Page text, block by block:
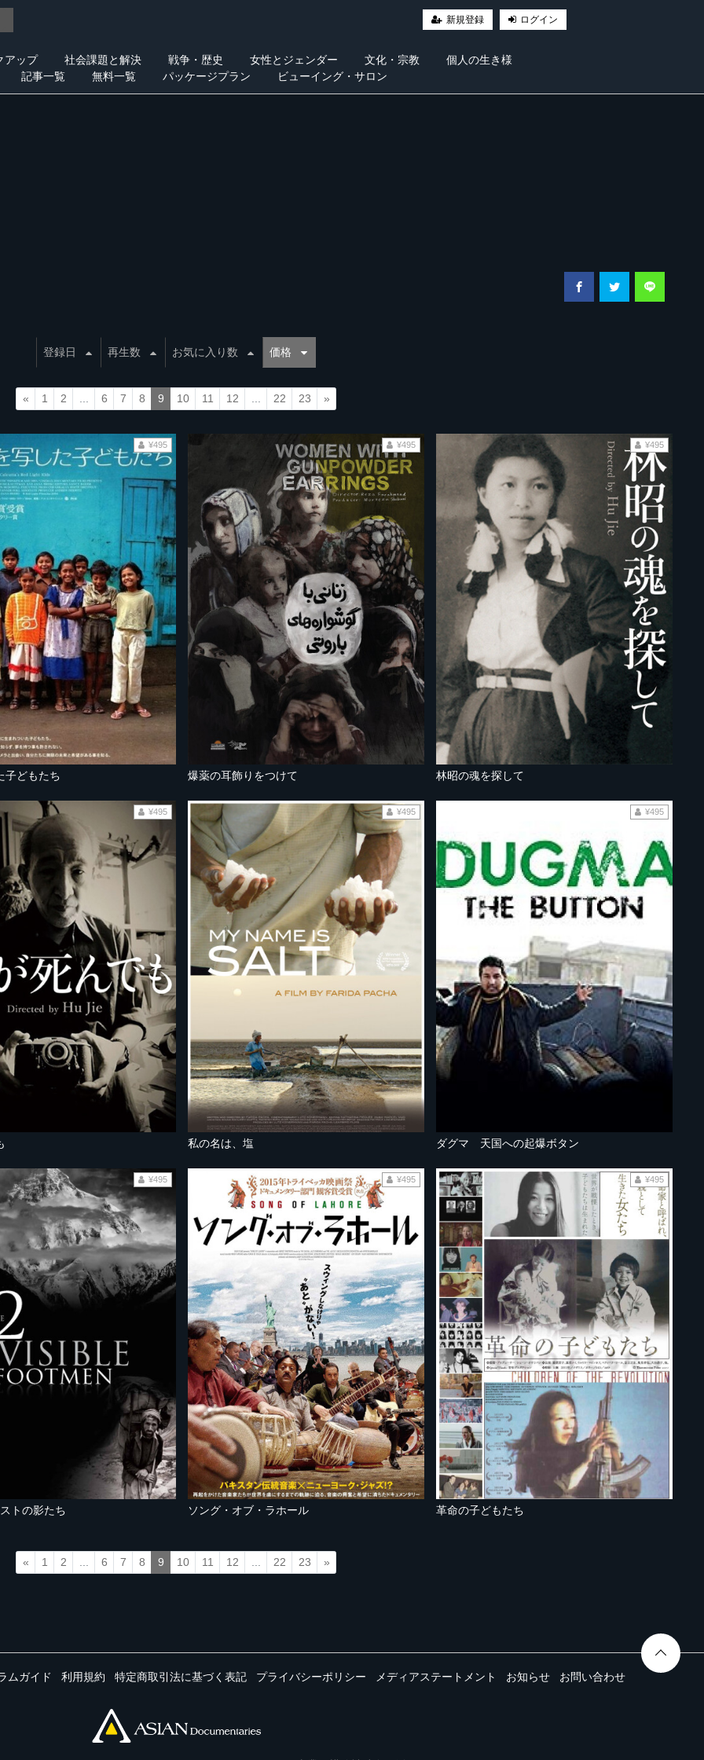
新規登録 ログイン
アップ 社会課題と解決 戦争・歴史 女性とジェンダー 文化・宗教
個人の生き様
記事一覧
無料一覧 パッケージプラン ビューイング・サロン
登録日 再生数 お気に入り数 価格
« 1 2 6 7 8 9 10 11 12 22 23 »
子どもたち
¥495
爆薬の耳飾りをつけて
¥495
林昭の魂を探して
¥495
¥495
私の名は、塩
¥495
ダグマ 天国への起爆ボタン
¥495
トの影たち
¥495
ソング・オブ・ラホール
¥495
革命の子どもたち
¥495
« 1 2 6 7 8 9 10 11 12 22 23 »
ムガイド 利用規約 特定商取引法に基づく表記 プライバシーポリシー メディアステートメント お知らせ お問い合わせ